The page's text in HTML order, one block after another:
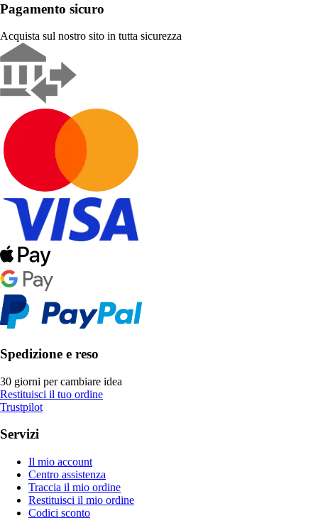
Pagamento sicuro
Acquista sul nostro sito in tutta sicurezza
Spedizione e reso
30 giorni per cambiare idea
Restituisci il tuo ordine
Trustpilot
Servizi
Il mio account
Centro assistenza
Traccia il mio ordine
Restituisci il mio ordine
Codici sconto